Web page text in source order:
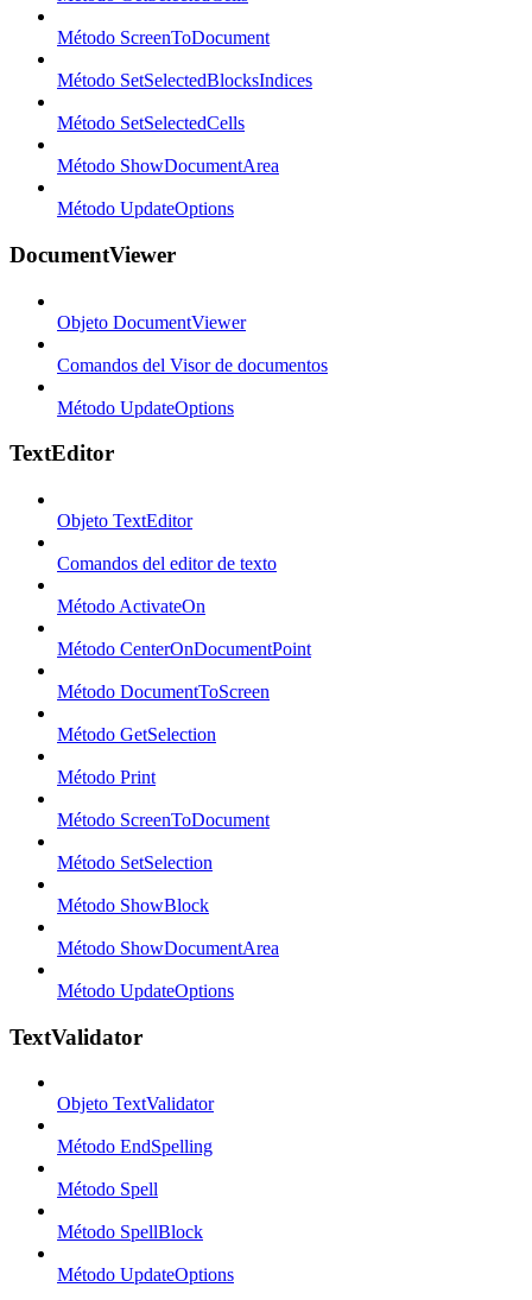
Método ScreenToDocument
Método SetSelectedBlocksIndices
Método SetSelectedCells
Método ShowDocumentArea
Método UpdateOptions
DocumentViewer
Objeto DocumentViewer
Comandos del Visor de documentos
Método UpdateOptions
TextEditor
Objeto TextEditor
Comandos del editor de texto
Método ActivateOn
Método CenterOnDocumentPoint
Método DocumentToScreen
Método GetSelection
Método Print
Método ScreenToDocument
Método SetSelection
Método ShowBlock
Método ShowDocumentArea
Método UpdateOptions
TextValidator
Objeto TextValidator
Método EndSpelling
Método Spell
Método SpellBlock
Método UpdateOptions